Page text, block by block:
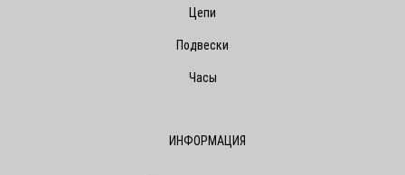
Цепи
Подвески
Часы
ИНФОРМАЦИЯ